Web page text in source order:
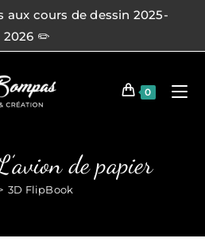
aux cours de dessin 2025-
2026 ✏️
0
de papier
3D FlipBook